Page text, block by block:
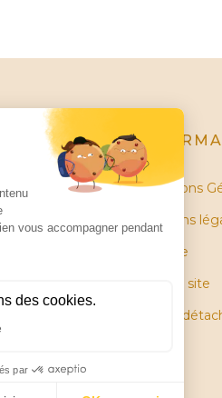
Conditions
Mentions
Garantie
Plan du site
Pièces